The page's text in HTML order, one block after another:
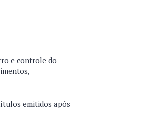
e controle do
emitidos após